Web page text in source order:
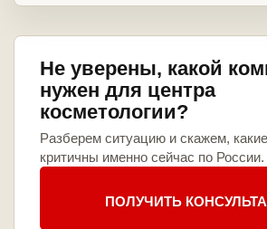
Не уверены, какой
нужен для центра
косметологии?
Разберем ситуацию и скажем,
критичны именно сейчас по России.
ПОЛУЧИТЬ